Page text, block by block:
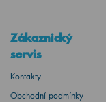
Zákaznický
servis
Kontakty
Obchodní podmínky